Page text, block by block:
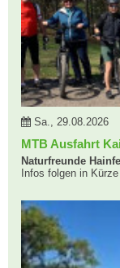
Sa., 29.08.2026
MTB Ausfahrt
Naturfreunde
Infos folgen in Kürze